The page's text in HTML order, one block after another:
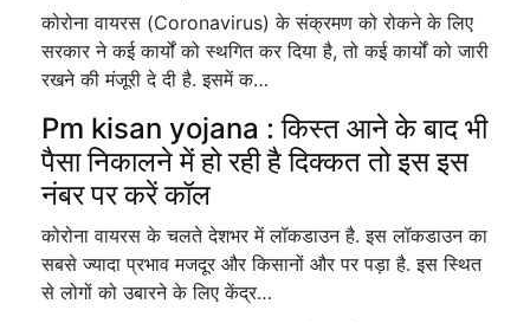
कोरोना वायरस (Coronavirus) के संक्रमण को रोकने के लिए
सरकार ने कई कार्यों को स्थगित कर दिया है, तो कई कार्यों को जारी
रखने की मंजूरी दे दी है. इसमें क…
Pm kisan yojana : किस्त आने के बाद भी
पैसा निकालने में हो रही है दिक्कत तो इस इस
नंबर पर करें कॉल
कोरोना वायरस के चलते देशभर में लॉकडाउन है. इस लॉकडाउन का
सबसे ज्यादा प्रभाव मजदूर और किसानों और पर पड़ा है. इस स्थित
से लोगों को उबारने के लिए केंद्र…